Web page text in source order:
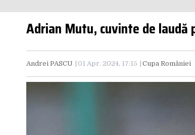
Adrian Mutu, cuvinte de laudă
Andrei PASCU 01 Apr. 2024, 17:15 Cupa României